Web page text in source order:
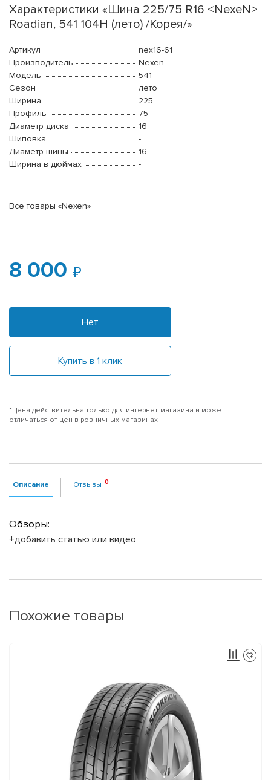
Характеристики «Шина 225/75 R16 <NexeN>
Roadian, 541 104H (лето) /Корея/»
Артикул
nex16-61
Производитель
Nexen
Модель
541
Сезон
лето
Ширина
225
Профиль
75
Диаметр диска
16
Шиповка
-
Диаметр шины
16
Ширина в дюймах
-
Все товары «Nexen»
8 000
Нет
Купить в 1 клик
*Цена действительна только для интернет-магазина и может
отличаться от цен в розничных магазинах
Описание Отзывы
Обзоры:
+добавить статью или видео
Похожие товары